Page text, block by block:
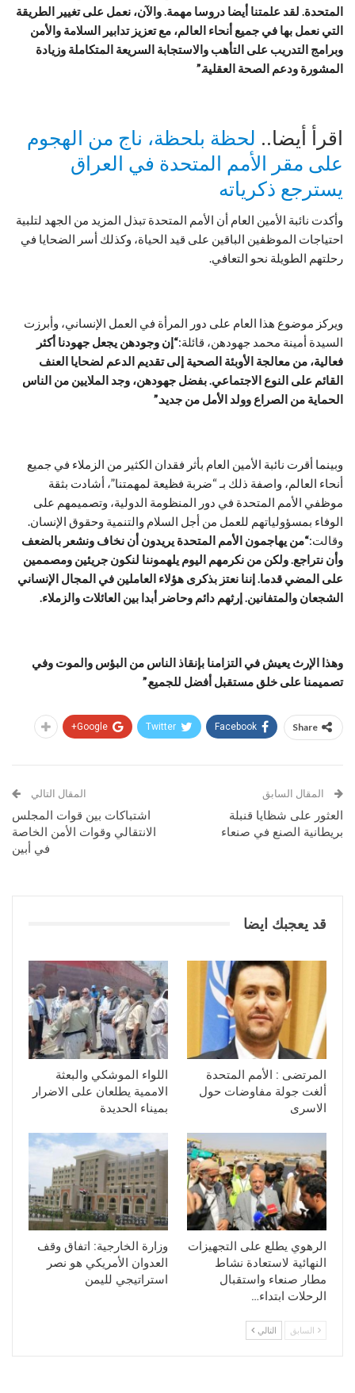
المتحدة. لقد علمتنا أيضا دروسا مهمة. والآن، نعمل على تغيير الطريقة
التي نعمل بها في جميع أنحاء العالم، مع تعزيز تدابير السلامة والأمن
وبرامج التدريب على التأهب والاستجابة السريعة المتكاملة وزيادة
المشورة ودعم الصحة العقلية.”
اقرأ أيضا.. لحظة بلحظة، ناج من الهجوم
على مقر الأمم المتحدة في العراق
يسترجع ذكرياته
وأكدت نائبة الأمين العام أن الأمم المتحدة تبذل المزيد من الجهد لتلبية
احتياجات الموظفين الباقين على قيد الحياة، وكذلك أسر الضحايا في
رحلتهم الطويلة نحو التعافي.
ويركز موضوع هذا العام على دور المرأة في العمل الإنساني، وأبرزت
السيدة أمينة محمد جهودهن، قائلة:“إن وجودهن يجعل جهودنا أكثر
فعالية، من معالجة الأوبئة الصحية إلى تقديم الدعم لضحايا العنف
القائم على النوع الاجتماعي. بفضل جهودهن، وجد الملايين من الناس
الحماية من الصراع وولد الأمل من جديد.”
وبينما أقرت نائبة الأمين العام بأثر فقدان الكثير من الزملاء في جميع
أنحاء العالم، واصفة ذلك بـ “ضربة فظيعة لمهمتنا”، أشادت بثقة
موظفي الأمم المتحدة في دور المنظومة الدولية، وتصميمهم على
الوفاء بمسؤولياتهم للعمل من أجل السلام والتنمية وحقوق الإنسان.
وقالت:“من يهاجمون الأمم المتحدة يريدون أن نخاف ونشعر بالضعف
وأن نتراجع. ولكن من نكرمهم اليوم يلهموننا لنكون جريئين ومصممين
على المضي قدما. إننا نعتز بذكرى هؤلاء العاملين في المجال الإنساني
الشجعان والمتفانين. إرثهم دائم وحاضر أبدا بين العائلات والزملاء.
وهذا الإرث يعيش في التزامنا بإنقاذ الناس من البؤس والموت وفي
تصميمنا على خلق مستقبل أفضل للجميع.”
Share
Facebook
Twitter
Google+
المقال السابق
العثور على شظايا قنبلة
بريطانية الصنع في صنعاء
المقال التالي
اشتباكات بين قوات المجلس
الانتقالي وقوات الأمن الخاصة
في أبين
قد يعجبك ايضا
المرتضى : الأمم المتحدة
ألغت جولة مفاوضات حول
الاسرى
اللواء الموشكي والبعثة
الاممية يطلعان على الاضرار
بميناء الحديدة
الرهوي يطلع على التجهيزات
النهائية لاستعادة نشاط
مطار صنعاء واستقبال
الرحلات ابتداء…
وزارة الخارجية: اتفاق وقف
العدوان الأمريكي هو نصر
استراتيجي لليمن
السابق التالي